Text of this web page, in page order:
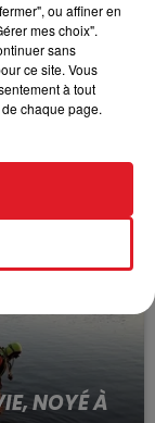
LA...
servait
NOYÉ À
ou affiner en
mes choix".
sans
ce site. Vous
à tout
chaque page.